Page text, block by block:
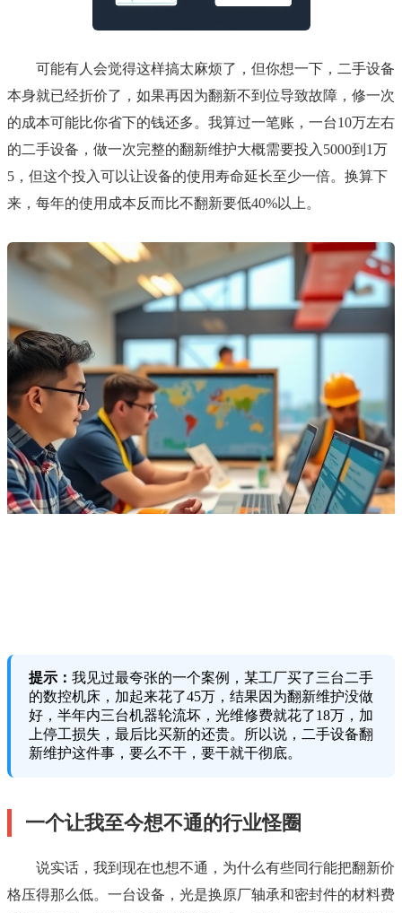
可能有人会觉得这样搞太麻烦了，但你想一下，二手设备
本身就已经折价了，如果再因为翻新不到位导致故障，修一次
的成本可能比你省下的钱还多。我算过一笔账，一台10万左右
的二手设备，做一次完整的翻新维护大概需要投入5000到1万
5，但这个投入可以让设备的使用寿命延长至少一倍。换算下
来，每年的使用成本反而比不翻新要低40%以上。
提示： 我见过最夸张的一个案例，某工厂买了三台二手
的数控机床，加起来花了45万，结果因为翻新维护没做
好，半年内三台机器轮流坏，光维修费就花了18万，加
上停工损失，最后比买新的还贵。所以说，二手设备翻
新维护这件事，要么不干，要干就干彻底。
一个让我至今想不通的行业怪圈
说实话，我到现在也想不通，为什么有些同行能把翻新价
格压得那么低。一台设备，光是换原厂轴承和密封件的材料费